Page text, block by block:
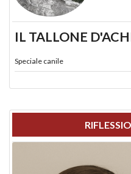
IL TALLONE
Speciale canile